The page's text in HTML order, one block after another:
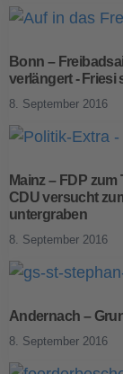
Bonn –
verlängert -
8. September 2016
Mainz – FDP
CDU versucht
untergraben
8. September 2016
Andernach –
8. September 2016